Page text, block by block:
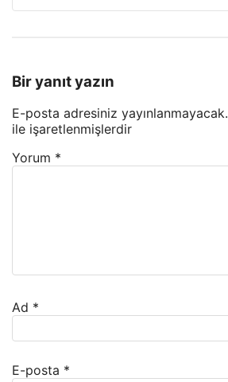
Bir yanıt yazın
E-posta adresiniz yayınlanmayacak.
ile işaretlenmişlerdir
Yorum *
Ad *
E-posta *